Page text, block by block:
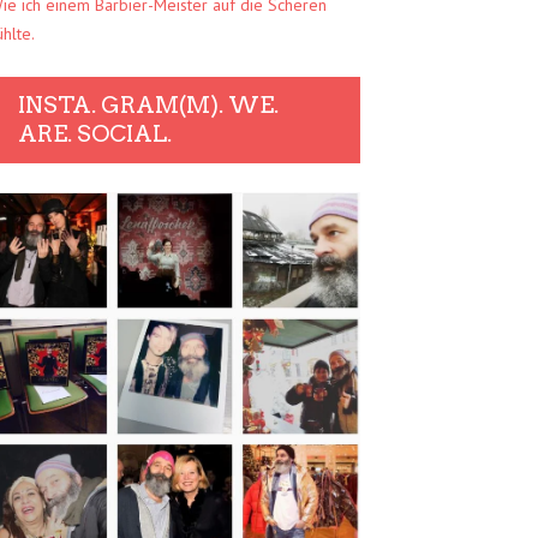
ich einem Barbier-Meister auf die Scheren
INSTA. GRAM(M). WE.
ARE. SOCIAL.